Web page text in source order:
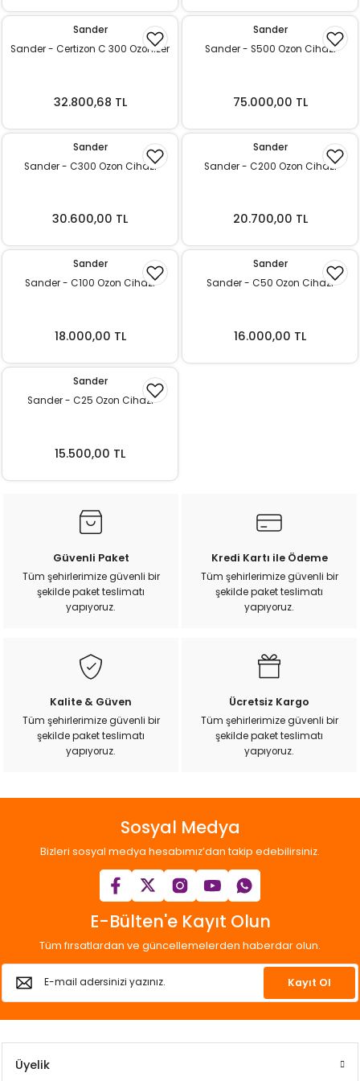
Sander
Sander - Certizon C 300 Ozonizer
32.800,68 TL
Sander
Sander - S500 Ozon Cihazı
75.000,00 TL
Sander
Sander - C300 Ozon Cihazı
30.600,00 TL
Sander
Sander - C200 Ozon Cihazı
20.700,00 TL
Sander
Sander - C100 Ozon Cihazı
18.000,00 TL
Sander
Sander - C50 Ozon Cihazı
16.000,00 TL
Sander
Sander - C25 Ozon Cihazı
15.500,00 TL
Güvenli Paket
Tüm şehirlerimize güvenli bir
şekilde paket teslimatı
yapıyoruz.
Kredi Kartı ile Ödeme
Tüm şehirlerimize güvenli bir
şekilde paket teslimatı
yapıyoruz.
Kalite & Güven
Tüm şehirlerimize güvenli bir
şekilde paket teslimatı
yapıyoruz.
Ücretsiz Kargo
Tüm şehirlerimize güvenli bir
şekilde paket teslimatı
yapıyoruz.
Sosyal Medya
Bizleri sosyal medya hesabımız’dan takip edebilirsiniz.
E-Bülten'e Kayıt Olun
Tüm fırsatlardan ve güncellemelerden haberdar olun.
Kayıt Ol
Üyelik